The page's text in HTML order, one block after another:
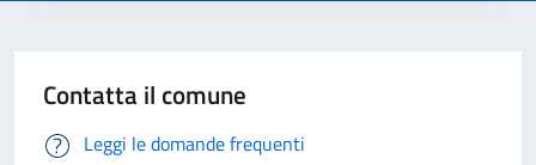
Contatta il comune
Leggi le domande frequenti